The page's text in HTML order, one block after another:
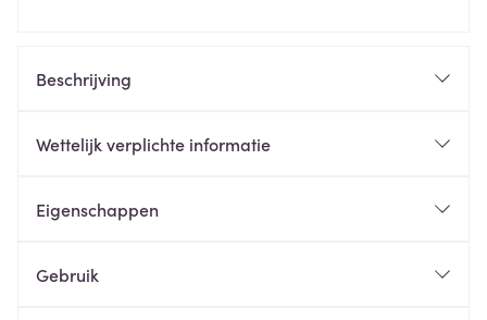
Beschrijving
Wettelijk verplichte informatie
Eigenschappen
Gebruik